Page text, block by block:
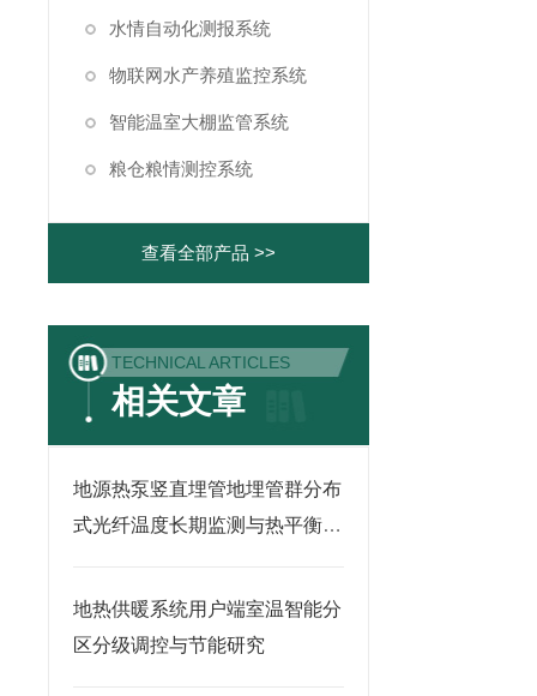
水情自动化测报系统
物联网水产养殖监控系统
智能温室大棚监管系统
粮仓粮情测控系统
查看全部产品 >>
TECHNICAL ARTICLES
相关文章
地源热泵竖直埋管地埋管群分布
式光纤温度长期监测与热平衡调
地热供暖系统用户端室温智能分
区分级调控与节能研究